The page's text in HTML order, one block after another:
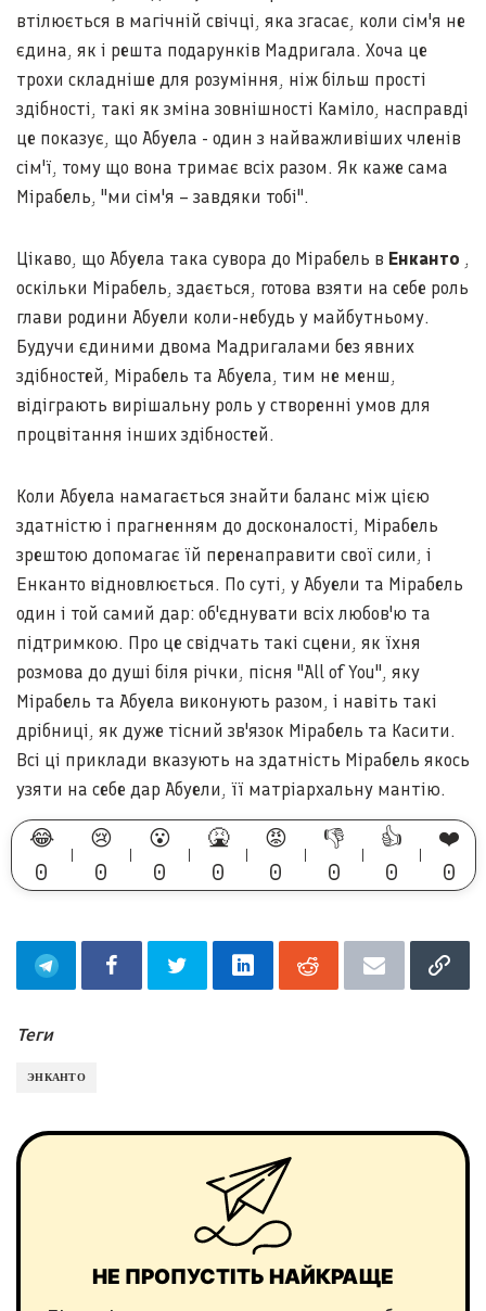
втілюється в магічній свічці, яка згасає, коли сім'я не
єдина, як і решта подарунків Мадригала. Хоча це
трохи складніше для розуміння, ніж більш прості
здібності, такі як зміна зовнішності Каміло, насправді
це показує, що Абуела - один з найважливіших членів
сім'ї, тому що вона тримає всіх разом. Як каже сама
Мірабель, "ми сім'я – завдяки тобі".
Цікаво, що Абуела така сувора до Мірабель в Енканто ,
оскільки Мірабель, здається, готова взяти на себе роль
глави родини Абуели коли-небудь у майбутньому.
Будучи єдиними двома Мадригалами без явних
здібностей, Мірабель та Абуела, тим не менш,
відіграють вирішальну роль у створенні умов для
процвітання інших здібностей.
Коли Абуела намагається знайти баланс між цією
здатністю і прагненням до досконалості, Мірабель
зрештою допомагає їй перенаправити свої сили, і
Енканто відновлюється. По суті, у Абуели та Мірабель
один і той самий дар: об'єднувати всіх любов'ю та
підтримкою. Про це свідчать такі сцени, як їхня
розмова до душі біля річки, пісня "All of You", яку
Мірабель та Абуела виконують разом, і навіть такі
дрібниці, як дуже тісний зв'язок Мірабель та Касити.
Всі ці приклади вказують на здатність Мірабель якось
узяти на себе дар Абуели, її матріархальну мантію.
😂
0
😢
0
😮
0
🤮
0
😡
0
👎
0
👍
0
❤️
0
Теги
ЭНКАНТО
НЕ ПРОПУСТІТЬ НАЙКРАЩЕ